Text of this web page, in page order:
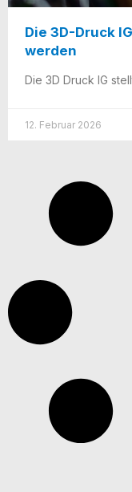
Die 3D-Druck
werden
Die 3D Druck IG
12. Februar 2026